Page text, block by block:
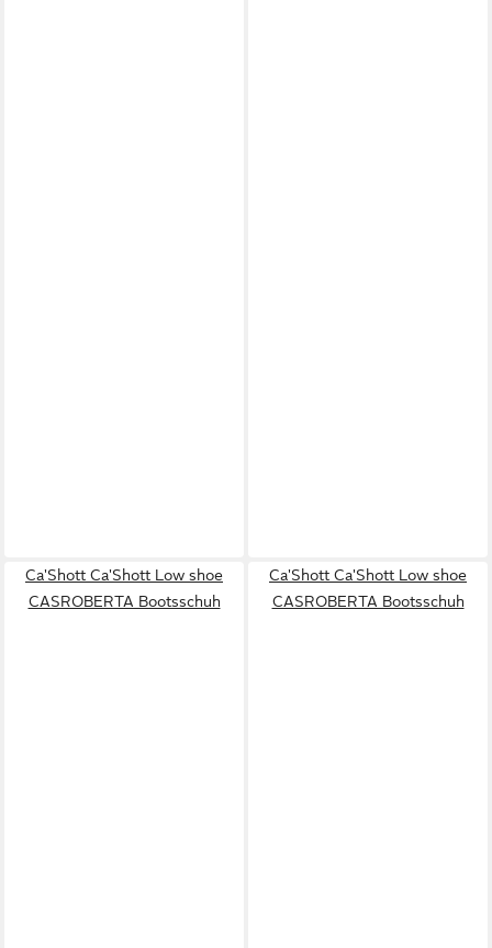
Ca'Shott Ca'Shott Low shoe
CASROBERTA Bootsschuh
Ca'Shott Ca'Shott Low shoe
CASROBERTA Bootsschuh